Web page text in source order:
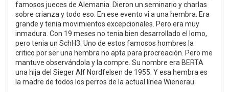
famosos jueces de Alemania. Dieron un seminario y charlas
sobre crianza y todo eso. En ese evento vi a una hembra. Era
grande y tenia movimientos excepcionales. Pero era muy
inmadura. Con 19 meses no tenia bien desarrollado el lomo,
pero tenia un SchH3. Uno de estos famosos hombres la
critico por ser una hembra no apta para procreación. Pero me
mantuve observándola y la compre. Su nombre era BERTA
una hija del Sieger Alf Nordfelsen de 1955. Y esa hembra es
la madre de todos los perros de la actual línea Wienerau.